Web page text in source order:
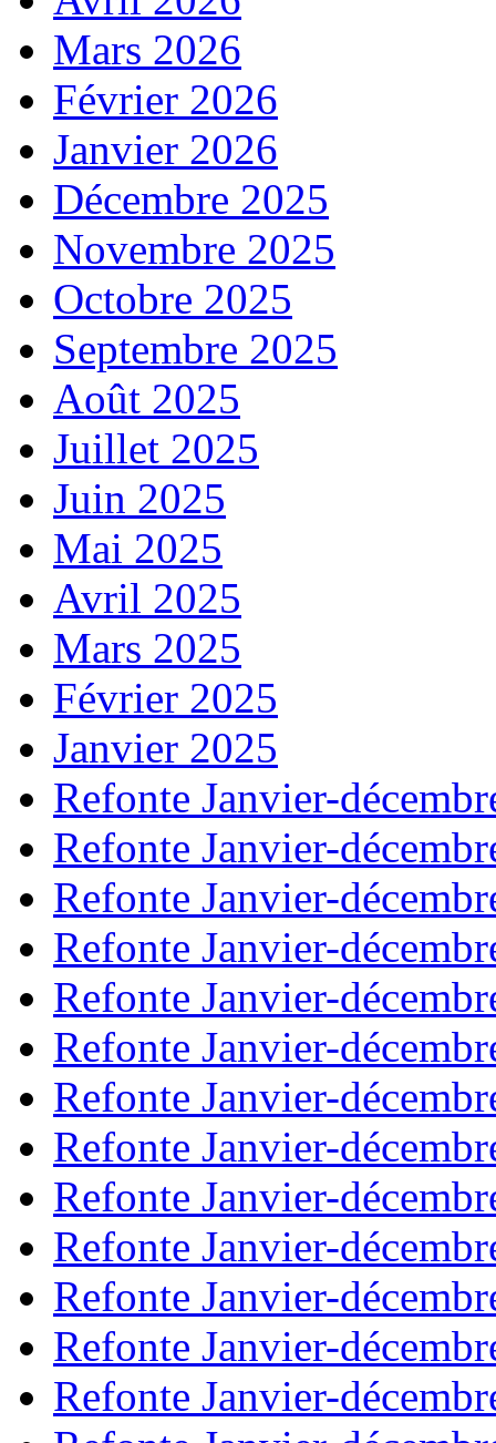
Mars 2026
Février 2026
Janvier 2026
Décembre 2025
Novembre 2025
Octobre 2025
Septembre 2025
Août 2025
Juillet 2025
Juin 2025
Mai 2025
Avril 2025
Mars 2025
Février 2025
Janvier 2025
Refonte Janvier-
Refonte Janvier-
Refonte Janvier-
Refonte Janvier-
Refonte Janvier-
Refonte Janvier-
Refonte Janvier-
Refonte Janvier-
Refonte Janvier-
Refonte Janvier-
Refonte Janvier-
Refonte Janvier-
Refonte Janvier-